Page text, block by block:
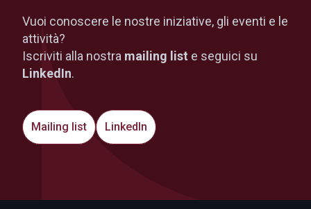
Vuoi conoscere le nostre iniziative, gli eventi e le
attività?
Iscriviti alla nostra mailing list e seguici su
LinkedIn.
Mailing list LinkedIn